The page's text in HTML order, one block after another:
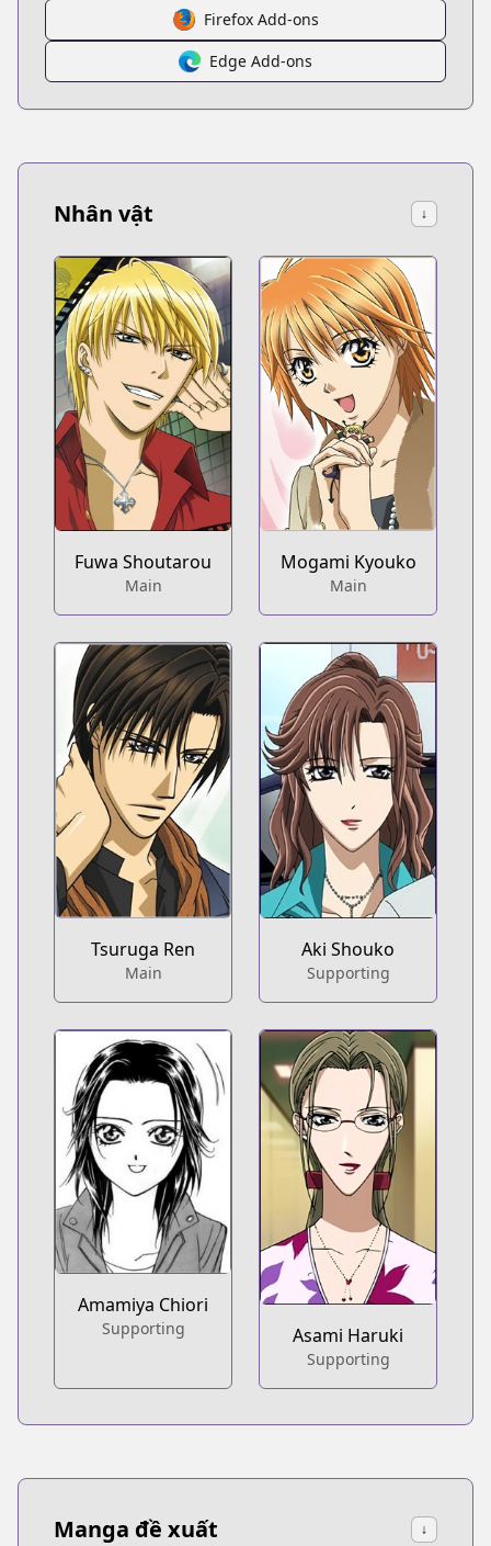
Firefox Add-ons
Edge Add-ons
Nhân vật ↓
Fuwa Shoutarou
Main
Mogami Kyouko
Main
Tsuruga Ren
Main
Aki Shouko
Supporting
Amamiya Chiori
Supporting Asami Haruki
Supporting
Manga đề xuất ↓